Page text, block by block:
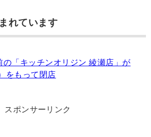
れています
の「キッチンオリジン 綾瀬店」が
をもって閉店
スポンサーリンク